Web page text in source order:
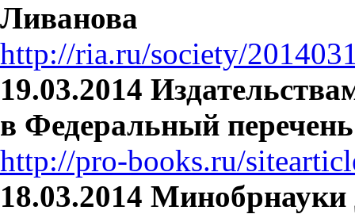
Ливанова
http://ria.ru/society/
19.03.2014
в Федеральный
http://pro-books.ru/
18.03.2014 Минобрнауки